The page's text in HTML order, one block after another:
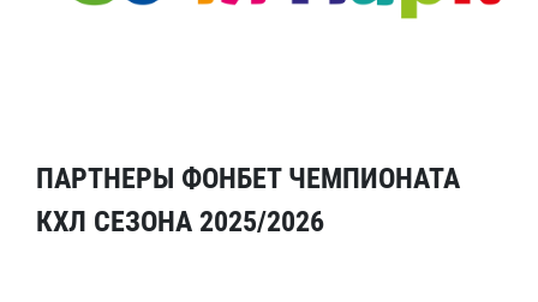
ПАРТНЕРЫ ФОНБЕТ ЧЕМПИОНАТА
КХЛ СЕЗОНА 2025/2026